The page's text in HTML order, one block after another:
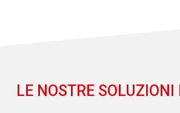
LE NOSTRE SOLUZIONI